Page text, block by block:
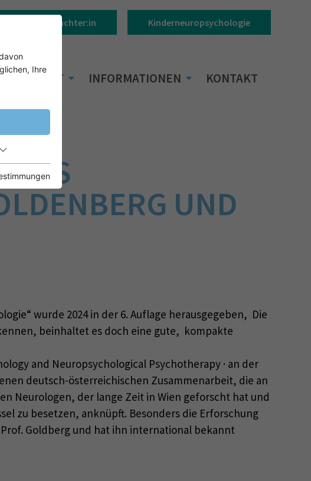
UND
wurde 2024 in der 6. Auflage herausgegeben, Die
beinhaltet es doch eine gute, kompakte
and Neuropsychological Psychotherapy · an der
deutsch-österreichischen Zusammenarbeit, die an
Neurologen, der lange Zeit in Wien geforscht hat und
zu besetzen, anknüpft. Besonders die Erforschung
Goldberg und hat ihn international bekannt
Ihre
Gutachter:in Kinderneuropsychologie
ANGEBOT INFORMATIONEN KONTAKT